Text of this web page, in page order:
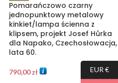
Pomarańczowo czarny
jednopunktowy metalowy
kinkiet/lampa ścienna z
klipsem, projekt Josef Hůrka
dla Napako, Czechosłowacja,
lata 60.
790,00zł EUR €